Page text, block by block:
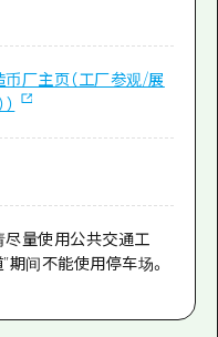
厂主页（工厂参观/展
量使用公共交通工
期间不能使用停车场。